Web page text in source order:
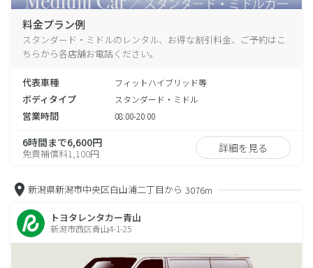
料金プラン例
スタンダード・ミドルのレンタル、お得な割引料金、ご予約はこ
ちらから各店舗お電話ください。
代表車種 フィットハイブリッド等
ボディタイプ スタンダード・ミドル
営業時間 08:00-20:00
6時間まで6,600円
免責補償料1,100円 詳細を見る
新潟県新潟市中央区白山浦二丁目から 3076m
トヨタレンタカー青山
新潟市西区青山4-1-25